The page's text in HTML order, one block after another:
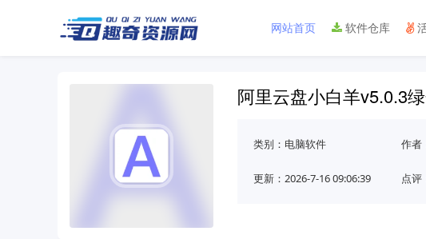
网站首页 软件仓库
阿里云盘小白羊v5.0.3
类别： 电脑软件 作者
更新：2026-7-16 09:06:39 点评